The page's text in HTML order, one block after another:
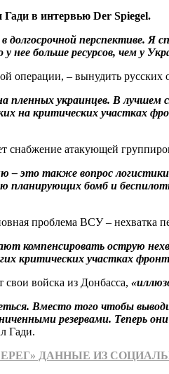
в интервью Der Spiegel.
перспективе. Я
нее больше ресурсов, чем у
– вынудить русских
украинцев. В лучшем
на критических участках
снабжение атакующей
это также вопрос
бомб и
проблема ВСУ – нехватка
компенсировать острую
критических участках
войска из Донбасса,
Вместо того чтобы
резервами. Теперь
Гади.
ДАННЫЕ ИЗ